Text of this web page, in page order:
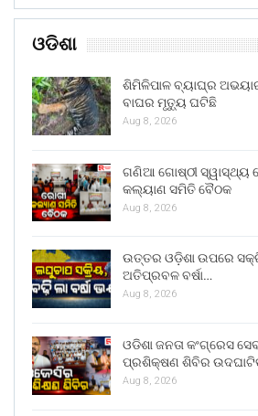
ଓଡିଶା
ଶିମିଳିପାଳ ବ୍ୟାଘ୍ର
ବାଘର ମୃତ୍ୟୁ ଘଟିଛି
Aug 8, 2026
ଗଣିଆ ଗୋଷ୍ଠୀ ସ୍ୱାସ୍ଥ୍ୟ
କଲ୍ୟାଣ ସମିତି ବୈଠକ
Aug 8, 2026
ଉତ୍ତର ଓଡ଼ିଶା ଉପରେ
ଅତିପ୍ରବଳ ବର୍ଷା…
Aug 8, 2026
ଓଡିଶା ଜନତା କଂଗ୍ରେସ
ପ୍ରଶିକ୍ଷଣ ଶିବିର
Aug 8, 2026